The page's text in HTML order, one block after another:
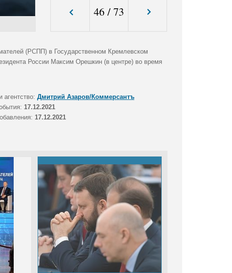
46/73
(РСПП) в Государственном Кремлевском
России Максим Орешкин (в центре) во время
агентство: Дмитрий Азаров/Коммерсантъ
17.12.2021
17.12.2021